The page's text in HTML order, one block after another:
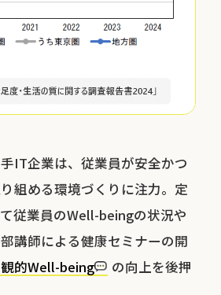
IT企業は、従業員が安全かつ
組める環境づくりに注力。定
従業員のWell-beingの状況や
講師による健康セミナーの開
的Well-being
の向上を後押